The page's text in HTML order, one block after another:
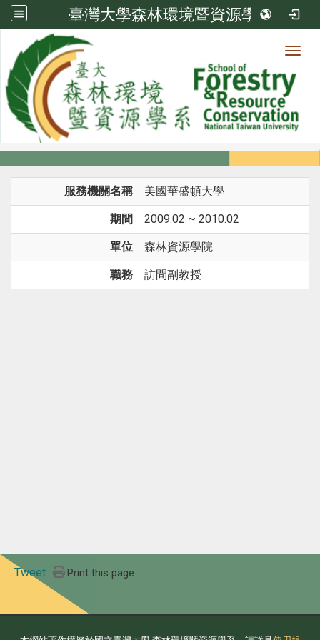
臺灣大學森林環境暨資源學系
系所成員
系所成員
服務機關名稱 美國華盛頓大學
期間 2009.02 ~ 2010.02
單位 森林資源學院
職務 訪問副教授
Tweet Print this page